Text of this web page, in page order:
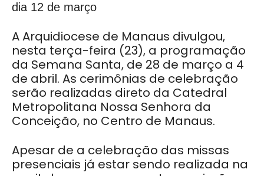
dia 12 de março
A Arquidiocese de Manaus divulgou,
nesta terça-feira (23), a programação
da Semana Santa, de 28 de março a 4
de abril. As cerimônias de celebração
serão realizadas direto da Catedral
Metropolitana Nossa Senhora da
Conceição, no Centro de Manaus.
Apesar de a celebração das missas
presenciais já estar sendo realizada na